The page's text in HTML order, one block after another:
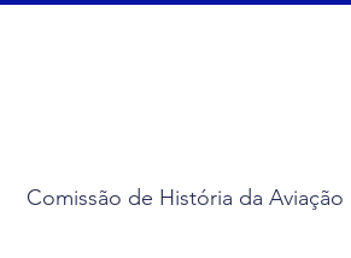
Comissão de História da Aviação